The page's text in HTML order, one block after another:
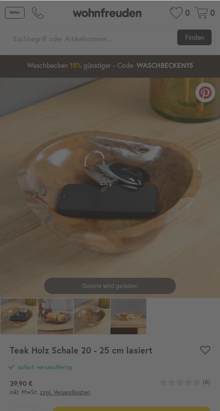
0 0
Finden
2 01 27 40
Waschbecken 15% günstiger - Code: WASCHBECKEN15
20%
Teak Holz Schale 20 - 25 cm lasiert
sofort versandfertig
39,90 €
(6)
inkl. MwSt. zzgl. Versandkosten